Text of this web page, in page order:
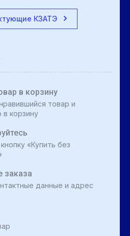
КЗАТЭ
в корзину
товар и
в корзину
«Купить без
заказа
данные и адрес